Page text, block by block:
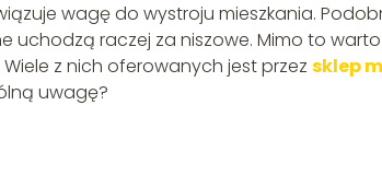
wagę do wystroju mieszkania.
uchodzą raczej za niszowe. Mimo to
z nich oferowanych jest przez sklep
uwagę?